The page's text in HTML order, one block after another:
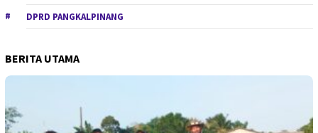
DPRD PANGKALPINANG
BERITA UTAMA